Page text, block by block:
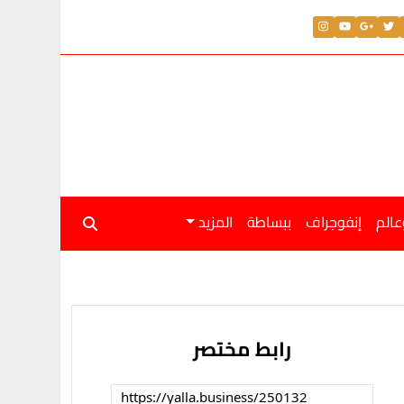
إنفوجراف ببساطة المزيد
رابط مختصر